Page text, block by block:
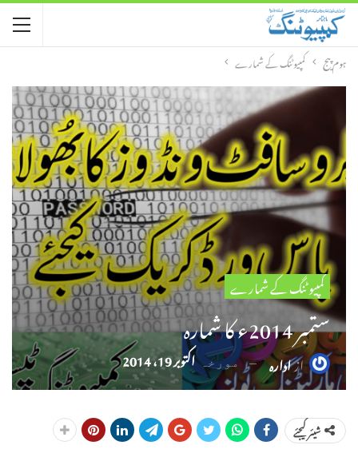
ہوم پیج کمپیوٹنگ کے شمارے
کمپیوٹنگ کے شمارے
ستمبر 2014ء کا شمارہ
ازادارہ مورخہاکتوبر 19، 2014
شیئر کیجئے